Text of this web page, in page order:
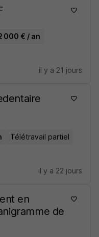
000 € / an
il y a 21 jours
Télétravail partiel
il y a 22 jours
en
de